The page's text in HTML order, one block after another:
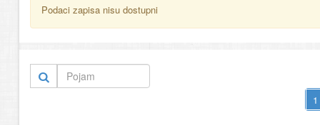
Podaci zapisa nisu dostupni